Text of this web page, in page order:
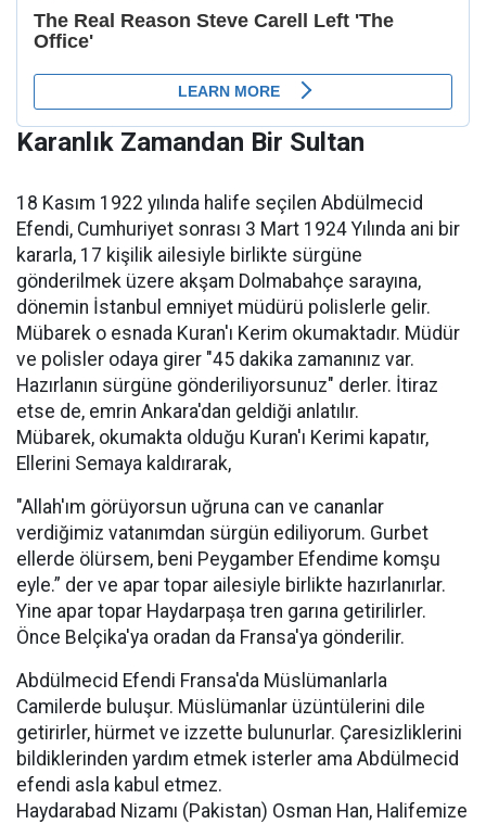
Karanlık Zamandan Bir Sultan
18 Kasım 1922 yılında halife seçilen Abdülmecid
Efendi, Cumhuriyet sonrası 3 Mart 1924 Yılında ani bir
kararla, 17 kişilik ailesiyle birlikte sürgüne
gönderilmek üzere akşam Dolmabahçe sarayına,
dönemin İstanbul emniyet müdürü polislerle gelir.
Mübarek o esnada Kuran'ı Kerim okumaktadır. Müdür
ve polisler odaya girer "45 dakika zamanınız var.
Hazırlanın sürgüne gönderiliyorsunuz" derler. İtiraz
etse de, emrin Ankara'dan geldiği anlatılır.
Mübarek, okumakta olduğu Kuran'ı Kerimi kapatır,
Ellerini Semaya kaldırarak,
"Allah'ım görüyorsun uğruna can ve cananlar
verdiğimiz vatanımdan sürgün ediliyorum. Gurbet
ellerde ölürsem, beni Peygamber Efendime komşu
eyle.” der ve apar topar ailesiyle birlikte hazırlanırlar.
Yine apar topar Haydarpaşa tren garına getirilirler.
Önce Belçika'ya oradan da Fransa'ya gönderilir.
Abdülmecid Efendi Fransa'da Müslümanlarla
Camilerde buluşur. Müslümanlar üzüntülerini dile
getirirler, hürmet ve izzette bulunurlar. Çaresizliklerini
bildiklerinden yardım etmek isterler ama Abdülmecid
efendi asla kabul etmez.
Haydarabad Nizamı (Pakistan) Osman Han, Halifemize